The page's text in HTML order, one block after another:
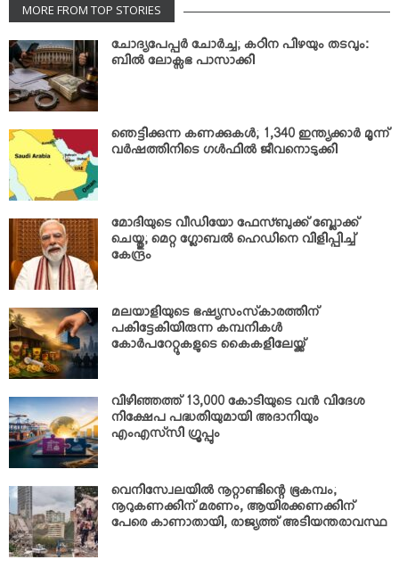
MORE FROM TOP STORIES
ചോദ്യപേപ്പര്‍ ചോര്‍ച്ച; കഠിന പിഴയും തടവും:
ബില്‍ ലോക്സഭ പാസാക്കി
ഞെട്ടിക്കുന്ന കണക്കുകള്‍; 1,340 ഇന്ത്യക്കാര്‍ മൂന്ന്
വര്‍ഷത്തിനിടെ ഗള്‍ഫില്‍ ജീവനൊടുക്കി
മോദിയുടെ വീഡിയോ ഫേസ്ബുക്ക് ബ്ലോക്ക്
ചെയ്തു; മെറ്റ ഗ്ലോബല്‍ ഹെഡിനെ വിളിപ്പിച്ച്
കേന്ദ്രം
മലയാളിയുടെ ഭഷ്യസംസ്‌കാരത്തിന്
പകിട്ടേകിയിരുന്ന കമ്പനികള്‍
കോര്‍പറേറ്റുകളുടെ കൈകളിലേയ്ക്ക്
വിഴിഞ്ഞത്ത് 13,000 കോടിയുടെ വന്‍ വിദേശ
നിക്ഷേപ പദ്ധതിയുമായി അദാനിയും
എംഎസ്‌സി ഗ്രൂപ്പും
വെനിസ്വേലയില്‍ നൂറ്റാണ്ടിന്റെ ഭൂകമ്പം;
നൂറുകണക്കിന് മരണം, ആയിരക്കണക്കിന്
പേരെ കാണാതായി, രാജ്യത്ത് അടിയന്തരാവസ്ഥ